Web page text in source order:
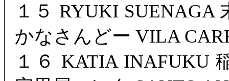
１５ RYUKI
かなさんどー VILA
１６ KATIA INAFUKU